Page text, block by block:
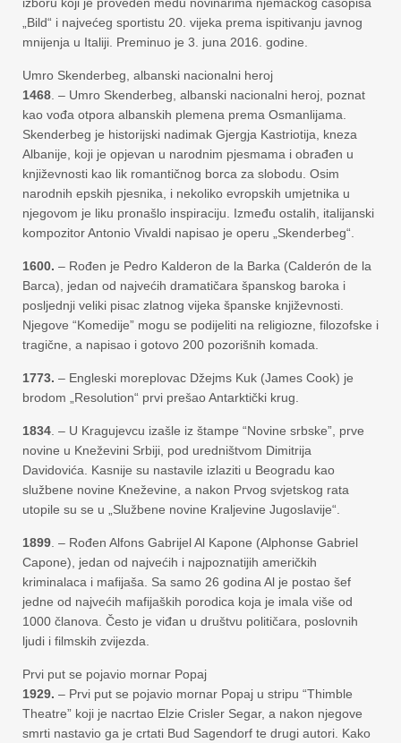
„Bild“ i najvećeg sportistu 20. vijeka prema ispitivanju javnog
mnijenja u Italiji. Preminuo je 3. juna 2016. godine.
Umro Skenderbeg, albanski nacionalni heroj
1468 . – Umro Skenderbeg, albanski nacionalni heroj, poznat
kao vođa otpora albanskih plemena prema Osmanlijama.
Skenderbeg je historijski nadimak Gjergja Kastriotija, kneza
Albanije, koji je opjevan u narodnim pjesmama i obrađen u
književnosti kao lik romantičnog borca za slobodu. Osim
narodnih epskih pjesnika, i nekoliko evropskih umjetnika u
njegovom je liku pronašlo inspiraciju. Između ostalih, italijanski
kompozitor Antonio Vivaldi napisao je operu „Skenderbeg“.
1600. – Rođen je Pedro Kalderon de la Barka (Calderón de la
Barca), jedan od najvećih dramatičara španskog baroka i
posljednji veliki pisac zlatnog vijeka španske književnosti.
Njegove “Komedije” mogu se podijeliti na religiozne, filozofske i
tragične, a napisao i gotovo 200 pozorišnih komada.
1773. – Engleski moreplovac Džejms Kuk (James Cook) je
brodom „Resolution“ prvi prešao Antarktički krug.
1834 . – U Kragujevcu izašle iz štampe “Novine srbske”, prve
novine u Kneževini Srbiji, pod uredništvom Dimitrija
Davidovića. Kasnije su nastavile izlaziti u Beogradu kao
službene novine Kneževine, a nakon Prvog svjetskog rata
utopile su se u „Službene novine Kraljevine Jugoslavije“.
1899 . – Rođen Alfons Gabrijel Al Kapone (Alphonse Gabriel
Capone), jedan od najvećih i najpoznatijih američkih
kriminalaca i mafijaša. Sa samo 26 godina Al je postao šef
jedne od najvećih mafijaških porodica koja je imala više od
1000 članova. Često je viđan u društvu političara, poslovnih
ljudi i filmskih zvijezda.
Prvi put se pojavio mornar Popaj
1929. – Prvi put se pojavio mornar Popaj u stripu “Thimble
Theatre” koji je nacrtao Elzie Crisler Segar, a nakon njegove
smrti nastavio ga je crtati Bud Sagendorf te drugi autori. Kako